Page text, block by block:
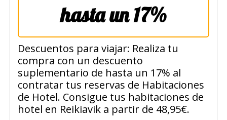
hasta un 17%
Descuentos para viajar: Realiza tu
compra con un descuento
suplementario de hasta un 17% al
contratar tus reservas de Habitaciones
de Hotel. Consigue tus habitaciones de
hotel en Reikiavik a partir de 48,95€.